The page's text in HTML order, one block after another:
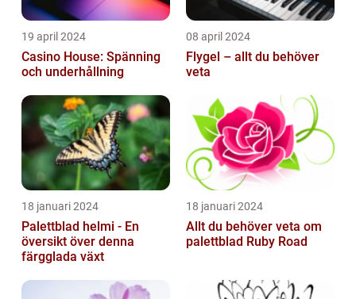
19 april 2024
Casino House: Spänning
och underhållning
08 april 2024
Flygel – allt du behöver
veta
18 januari 2024
Palettblad helmi - En
översikt över denna
färgglada växt
18 januari 2024
Allt du behöver veta om
palettblad Ruby Road